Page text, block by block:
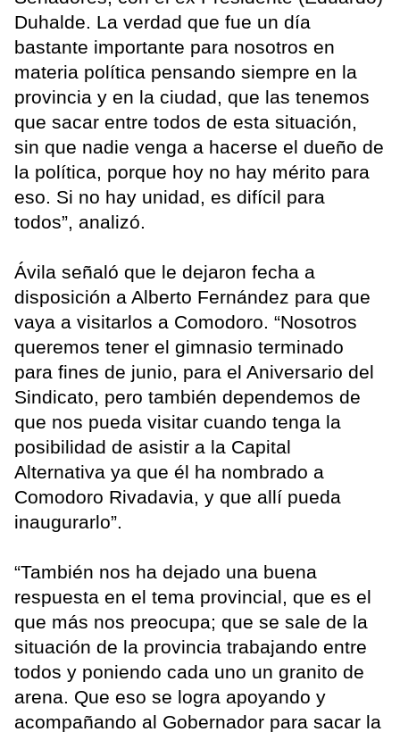
Duhalde. La verdad que fue un día
bastante importante para nosotros en
materia política pensando siempre en la
provincia y en la ciudad, que las tenemos
que sacar entre todos de esta situación,
sin que nadie venga a hacerse el dueño de
la política, porque hoy no hay mérito para
eso. Si no hay unidad, es difícil para
todos”, analizó.
Ávila señaló que le dejaron fecha a
disposición a Alberto Fernández para que
vaya a visitarlos a Comodoro. “Nosotros
queremos tener el gimnasio terminado
para fines de junio, para el Aniversario del
Sindicato, pero también dependemos de
que nos pueda visitar cuando tenga la
posibilidad de asistir a la Capital
Alternativa ya que él ha nombrado a
Comodoro Rivadavia, y que allí pueda
inaugurarlo”.
“También nos ha dejado una buena
respuesta en el tema provincial, que es el
que más nos preocupa; que se sale de la
situación de la provincia trabajando entre
todos y poniendo cada uno un granito de
arena. Que eso se logra apoyando y
acompañando al Gobernador para sacar la